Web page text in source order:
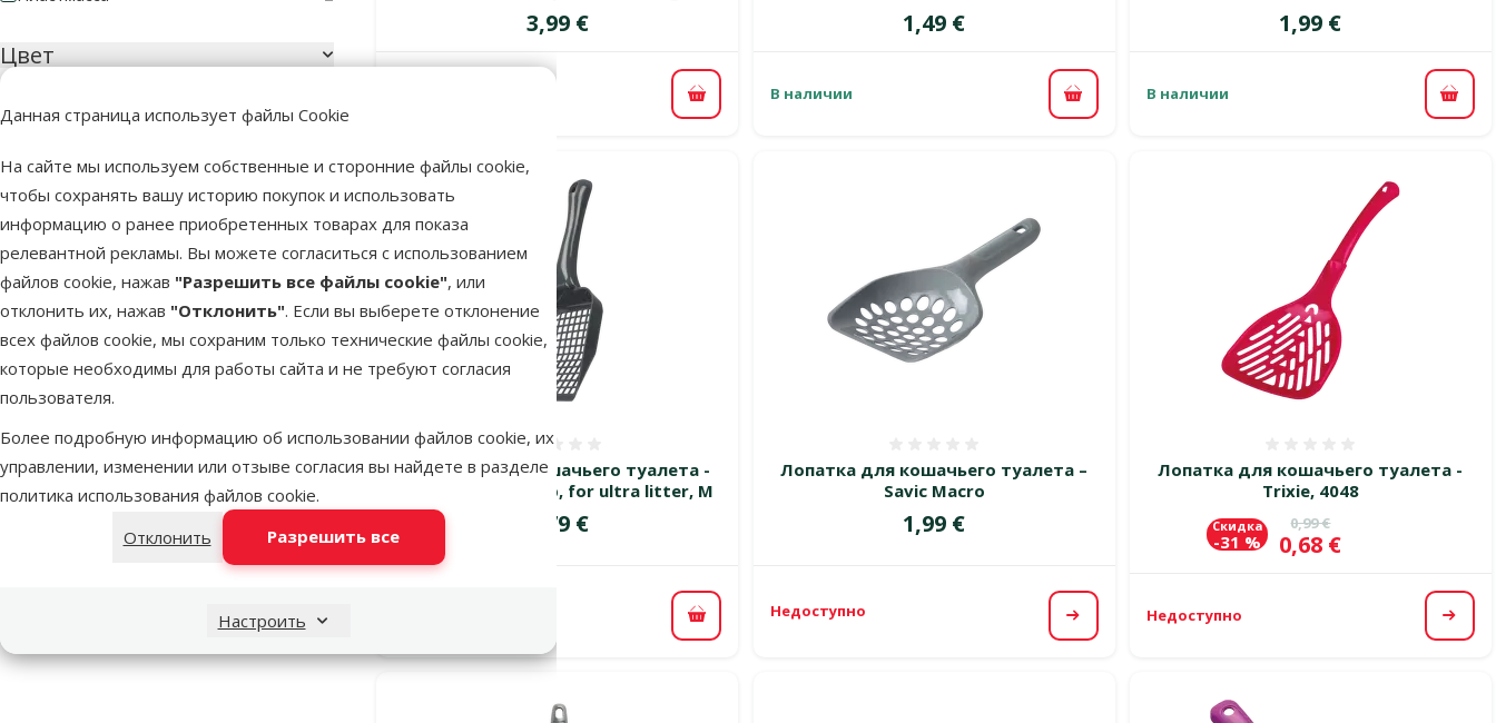
Данная страница использует файлы Cookie
На сайте мы используем собственные и сторонние файлы cookie,
чтобы сохранять вашу историю покупок и использовать
информацию о ранее приобретенных товарах для показа
релевантной рекламы. Вы можете согласиться с использованием
файлов cookie, нажав "Разрешить все файлы cookie", или
отклонить их, нажав "Отклонить". Если вы выберете отклонение
всех файлов cookie, мы сохраним только технические файлы cookie,
которые необходимы для работы сайта и не требуют согласия
пользователя.
Более подробную информацию об использовании файлов cookie, их
управлении, изменении или отзыве согласия вы найдете в разделе
политика использования файлов cookie.
Отклонить
Разрешить все
Настроить
Цвет
Разноцветный
Особые предложения
Mēneša lielā akcija
Цена
3,99 €
В корзину
Цена
1,49 €
В наличии В корзину
Цена
1,99 €
В наличии В
Лопатка для кошачьего туалета -
Trixie Litter scoop, for ultra litter, M
Цена
1,79 €
В корзину
Лопатка для кошачьего туалета –
Savic Macro
Цена
1,99 €
Недоступно
Посмотреть
Лопатка для кошачьего туалета -
Trixie, 4048
Исходная цена
0,99 €
Цена
0,68 €
Скидка
-31 %
Недоступно